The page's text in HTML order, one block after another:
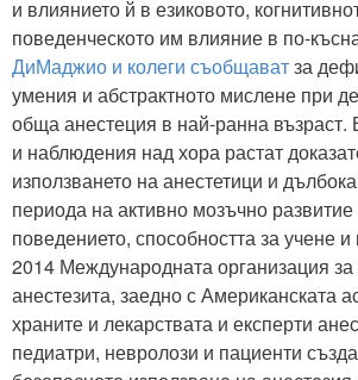
и влиянието й в езиковото,
поведенческото им влияние в по-
ДиМаджио и колеги съобщаватза
умения и абстрактното мислене при
обща анестеция в най-ранна възраст.
и наблюдения над хора растат
използването на анестетици и
периода на активно мозъчно
поведението, способността за учене
2014 Международната организация
анестезита, заедно с Американската
храните и лекарствата и експерти
педиатри, невролози и пациенти